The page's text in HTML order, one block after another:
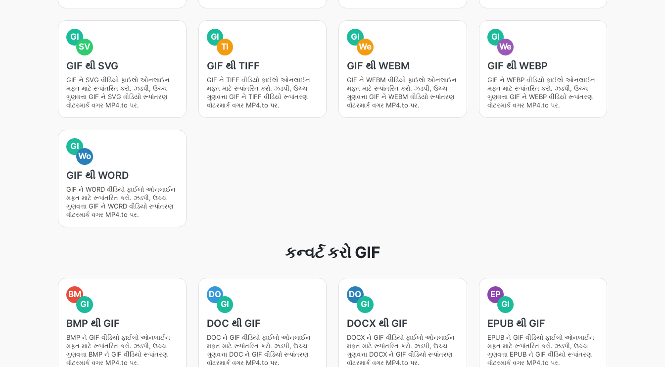
GI
SV
GIF થી SVG
GIF ને SVG વીડિયો ફાઈલો ઓનલાઈન
મફત માટે રૂપાંતરિત કરો. ઝડપી, ઉચ્ચ
ગુણવત્તા GIF ને SVG વીડિયો રૂપાંતરણ
વૉટરમાર્ક વગર MP4.to પર.
GI
TI
GIF થી TIFF
GIF ને TIFF વીડિયો ફાઈલો ઓનલાઈન
મફત માટે રૂપાંતરિત કરો. ઝડપી, ઉચ્ચ
ગુણવત્તા GIF ને TIFF વીડિયો રૂપાંતરણ
વૉટરમાર્ક વગર MP4.to પર.
GI
We
GIF થી WEBM
GIF ને WEBM વીડિયો ફાઈલો ઓનલાઈન
મફત માટે રૂપાંતરિત કરો. ઝડપી, ઉચ્ચ
ગુણવત્તા GIF ને WEBM વીડિયો રૂપાંતરણ
વૉટરમાર્ક વગર MP4.to પર.
GI
We
GIF થી WEBP
GIF ને WEBP વીડિયો ફાઈલો ઓનલાઈન
મફત માટે રૂપાંતરિત કરો. ઝડપી, ઉચ્ચ
ગુણવત્તા GIF ને WEBP વીડિયો રૂપાંતરણ
વૉટરમાર્ક વગર MP4.to પર.
GI
Wo
GIF થી WORD
GIF ને WORD વીડિયો ફાઈલો ઓનલાઈન
મફત માટે રૂપાંતરિત કરો. ઝડપી, ઉચ્ચ
ગુણવત્તા GIF ને WORD વીડિયો રૂપાંતરણ
વૉટરમાર્ક વગર MP4.to પર.
કન્વર્ટ કરો GIF
BM
GI
BMP થી GIF
BMP ને GIF વીડિયો ફાઈલો ઓનલાઈન
મફત માટે રૂપાંતરિત કરો. ઝડપી, ઉચ્ચ
ગુણવત્તા BMP ને GIF વીડિયો રૂપાંતરણ
વૉટરમાર્ક વગર MP4.to પર.
DO
GI
DOC થી GIF
DOC ને GIF વીડિયો ફાઈલો ઓનલાઈન
મફત માટે રૂપાંતરિત કરો. ઝડપી, ઉચ્ચ
ગુણવત્તા DOC ને GIF વીડિયો રૂપાંતરણ
વૉટરમાર્ક વગર MP4.to પર.
DO
GI
DOCX થી GIF
DOCX ને GIF વીડિયો ફાઈલો ઓનલાઈન
મફત માટે રૂપાંતરિત કરો. ઝડપી, ઉચ્ચ
ગુણવત્તા DOCX ને GIF વીડિયો રૂપાંતરણ
વૉટરમાર્ક વગર MP4.to પર.
EP
GI
EPUB થી GIF
EPUB ને GIF વીડિયો ફાઈલો ઓનલાઈન
મફત માટે રૂપાંતરિત કરો. ઝડપી, ઉચ્ચ
ગુણવત્તા EPUB ને GIF વીડિયો રૂપાંતરણ
વૉટરમાર્ક વગર MP4.to પર.